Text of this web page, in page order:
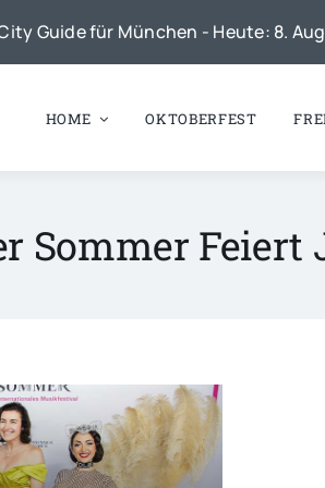
Guide für München - Heute: 8.
HOME OKTOBERFEST
Sommer